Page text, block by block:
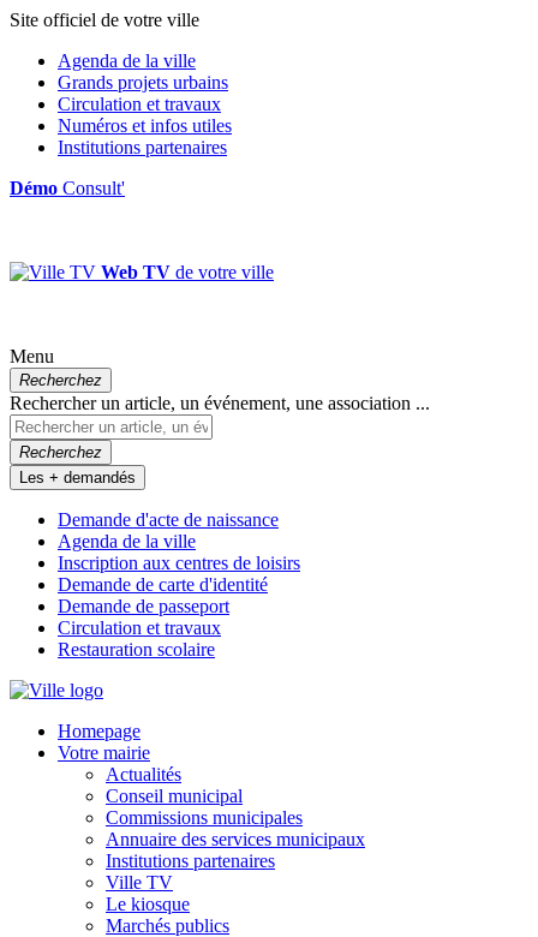
Site officiel de votre ville
Agenda de la ville
Grands projets urbains
Circulation et travaux
Numéros et infos utiles
Institutions partenaires
Démo Consult'
Web TV de votre ville
Menu
Recherchez
Rechercher un article, un événement, une association ...
Recherchez
Les + demandés
Demande d'acte de naissance
Agenda de la ville
Inscription aux centres de loisirs
Demande de carte d'identité
Demande de passeport
Circulation et travaux
Restauration scolaire
Homepage
Votre mairie
Actualités
Conseil municipal
Commissions municipales
Annuaire des services municipaux
Institutions partenaires
Ville TV
Le kiosque
Marchés publics